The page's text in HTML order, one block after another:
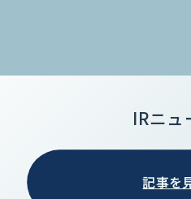
IRニュ
記事を